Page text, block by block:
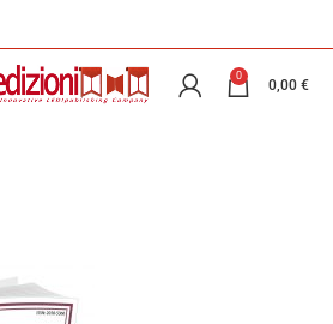
0
0,00 €